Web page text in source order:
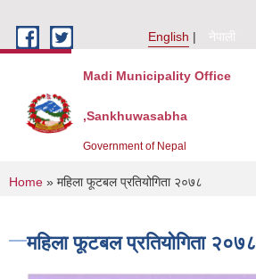
English
नेपाली
Madi Municipality Office
,Sankhuwasabha
Government of Nepal
You are here
Home » महिला फूटबल प्रतियोगिता २०७८
महिला फूटबल प्रतियोगिता २०७८